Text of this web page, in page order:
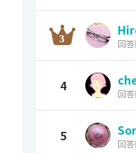
回
4 回
5 回